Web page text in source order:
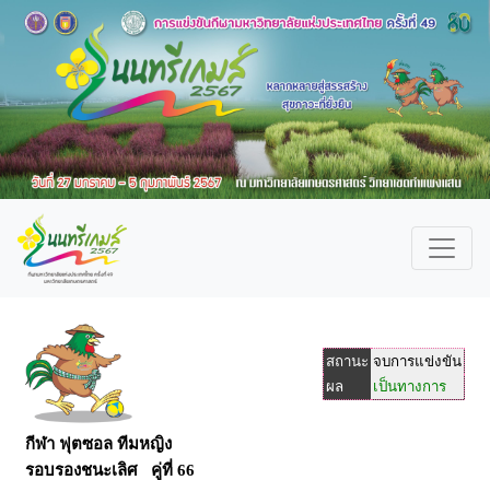
สถานะ จบการแข่งขัน
ผล
เป็นทางการ
กีฬา ฟุตซอล ทีมหญิง
รอบรองชนะเลิศ คู่ที่ 66